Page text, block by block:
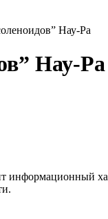
Нау-Ра
Нау-Ра
информационный